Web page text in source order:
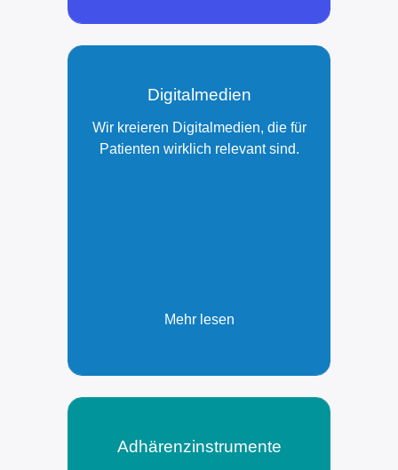
Digitalmedien
Wir kreieren Digitalmedien, die für
Patienten wirklich relevant sind.
Mehr lesen
Adhärenz­instrumente